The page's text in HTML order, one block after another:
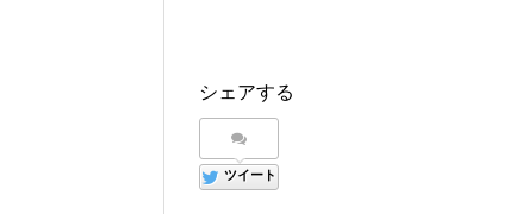
シェアする
ツイート